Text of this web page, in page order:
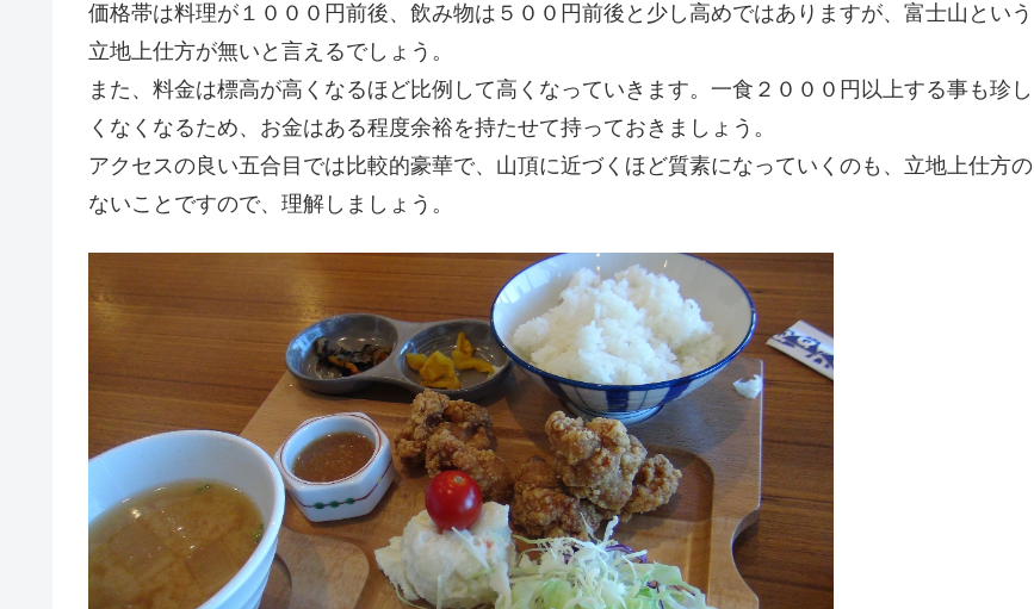
価格帯は料理が１０００円前後、飲み物は５００円前後と少し高めではありますが、富士山という
立地上仕方が無いと言えるでしょう。
また、料金は標高が高くなるほど比例して高くなっていきます。一食２０００円以上する事も珍し
くなくなるため、お金はある程度余裕を持たせて持っておきましょう。
アクセスの良い五合目では比較的豪華で、山頂に近づくほど質素になっていくのも、立地上仕方の
ないことですので、理解しましょう。